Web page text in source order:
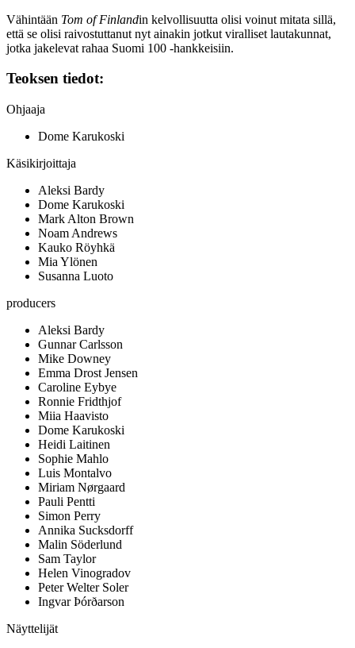
Vähintään Tom of Finlandin kelvollisuutta olisi voinut mitata sillä,
että se olisi raivostuttanut nyt ainakin jotkut viralliset lautakunnat,
jotka jakelevat rahaa Suomi 100 ‑hankkeisiin.
Teoksen tiedot:
Ohjaaja
Dome Karukoski
Käsikirjoittaja
Aleksi Bardy
Dome Karukoski
Mark Alton Brown
Noam Andrews
Kauko Röyhkä
Mia Ylönen
Susanna Luoto
producers
Aleksi Bardy
Gunnar Carlsson
Mike Downey
Emma Drost Jensen
Caroline Eybye
Ronnie Fridthjof
Miia Haavisto
Dome Karukoski
Heidi Laitinen
Sophie Mahlo
Luis Montalvo
Miriam Nørgaard
Pauli Pentti
Simon Perry
Annika Sucksdorff
Malin Söderlund
Sam Taylor
Helen Vinogradov
Peter Welter Soler
Ingvar Þórðarson
Näyttelijät